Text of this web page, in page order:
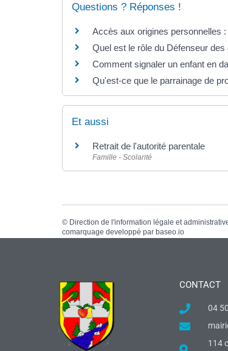
Questions ? Réponses !
Accès aux origines personnelles
Quel est le rôle du Défenseur
Comment signaler un enfant en
Qu'est-ce que le parrainage de
Et aussi
Retrait de l'autorité parentale
Famille - Scolarité
© Direction de l'information légale et
comarquage developpé par baseo.io
CONTACT
04
114